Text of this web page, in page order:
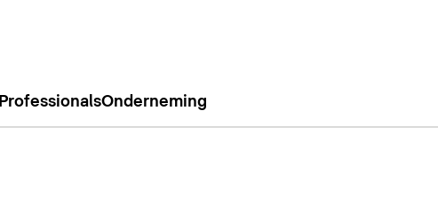
ProfessionalsOnderneming